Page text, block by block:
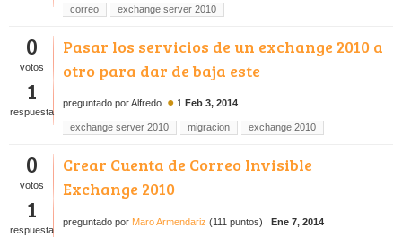
correo exchange server 2010
0
votos
1
respuesta
Pasar los servicios de un exchange 2010 a
otro para dar de baja este
preguntado porAlfredo ● 1 Feb 3, 2014
exchange server 2010 migracion exchange 2010
0
votos
1
respuesta
Crear Cuenta de Correo Invisible
Exchange 2010
preguntado por Maro Armendariz (111 puntos) Ene 7, 2014